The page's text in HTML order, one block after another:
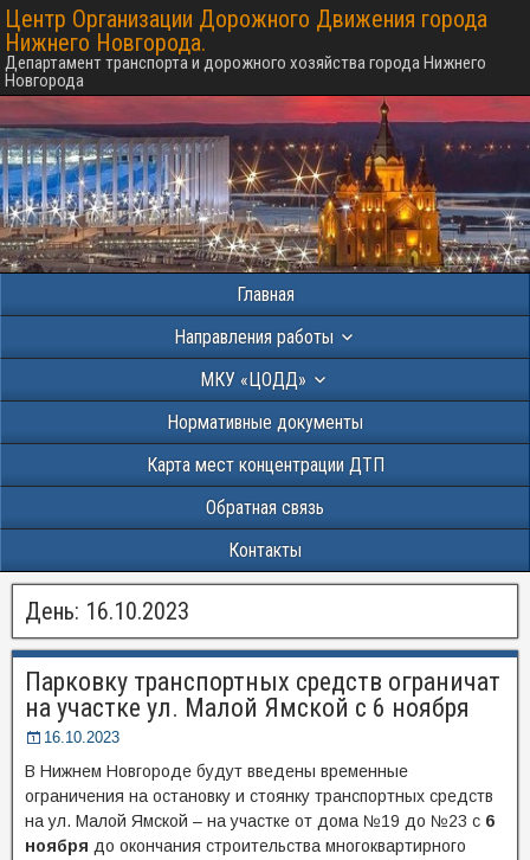
Центр Организации Дорожного Движения города
Нижнего Новгорода.
Департамент транспорта и дорожного хозяйства города Нижнего
Новгорода
Главная
Направления работы
МКУ «ЦОДД»
Нормативные документы
Карта мест концентрации ДТП
Обратная связь
Контакты
День: 16.10.2023
Парковку транспортных средств ограничат
на участке ул. Малой Ямской с 6 ноября
16.10.2023
В Нижнем Новгороде будут введены временные
ограничения на остановку и стоянку транспортных средств
на ул. Малой Ямской – на участке от дома №19 до №23 с 6
ноября до окончания строительства многоквартирного